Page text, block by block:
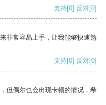
支持[0] 反对[0]
非常容易上手，让我能够快速熟
支持[0] 反对[0]
但偶尔也会出现卡顿的情况，希